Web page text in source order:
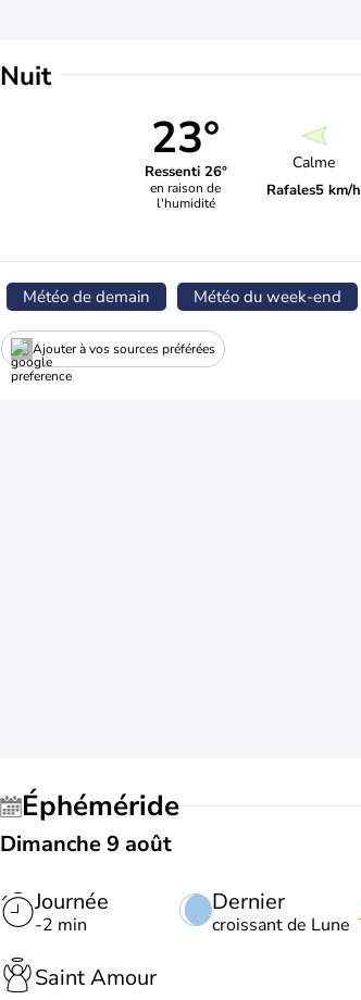
Nuit
23°
Ressenti 26°
en raison de
l'humidité
Calme
Rafales5 km/h
Météo de demain Météo du week-end
Ajouter à vos sources préférées
Éphéméride
Dimanche 9 août
Journée
-2 min
Dernier
croissant de Lune
Saint Amour